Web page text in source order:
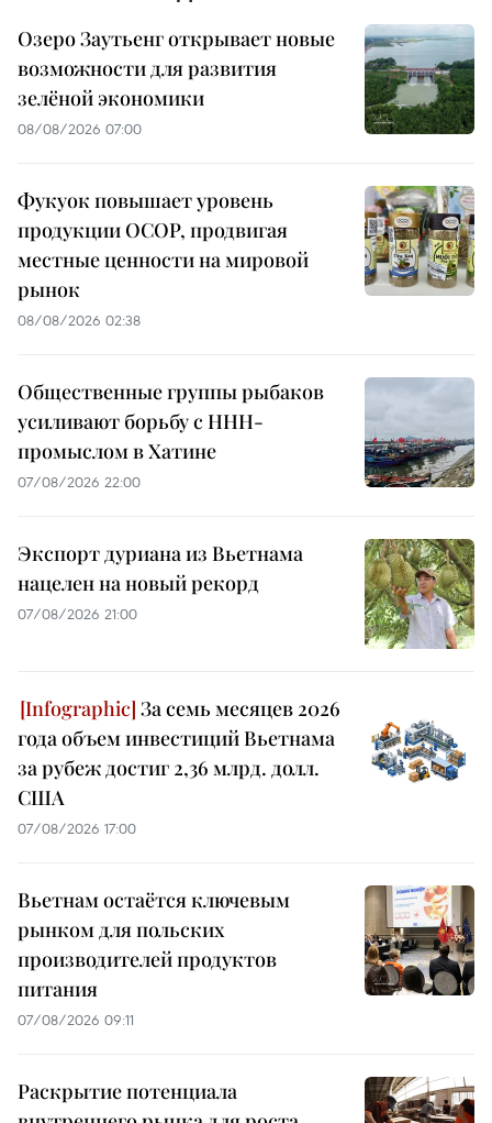
Озеро Заутьенг открывает новые
возможности для развития
зелёной экономики
08/08/2026 07:00
Фукуок повышает уровень
продукции OCOP, продвигая
местные ценности на мировой
рынок
08/08/2026 02:38
Общественные группы рыбаков
усиливают борьбу с ННН-
промыслом в Хатине
07/08/2026 22:00
Экспорт дуриана из Вьетнама
нацелен на новый рекорд
07/08/2026 21:00
За семь месяцев 2026
года объем инвестиций Вьетнама
за рубеж достиг 2,36 млрд. долл.
США
07/08/2026 17:00
Вьетнам остаётся ключевым
рынком для польских
производителей продуктов
питания
07/08/2026 09:11
Раскрытие потенциала